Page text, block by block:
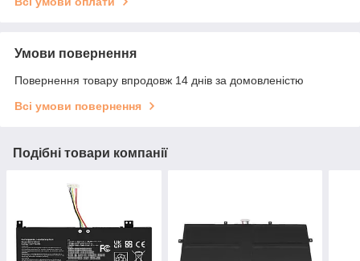
Умови повернення
Повернення товару впродовж 14 днів за домовленістю
Всі умови повернення
Подібні товари компанії